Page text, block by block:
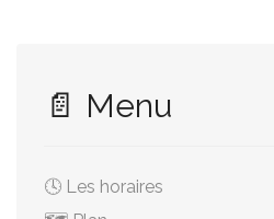
📄 Menu
🕓 Les horaires